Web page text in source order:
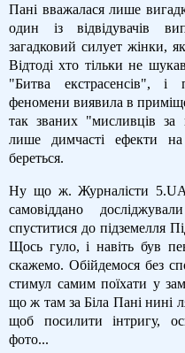
Пані вважалася лише
один із відвідувачів
загадковий силует жінки,
Відтоді хто тільки не
"Битва екстрасенсів", і
феномени виявила в
так званих "мисливців
лише димчасті ефекти
береться.
Ну що ж. Журналісти
самовіддано
спуститися до підземелля
Щось гуло, і навіть був
скажемо. Обійдемося без
стимул самим поїхати у
що ж там за Біла Пані нині
щоб посилити інтригу,
фото...